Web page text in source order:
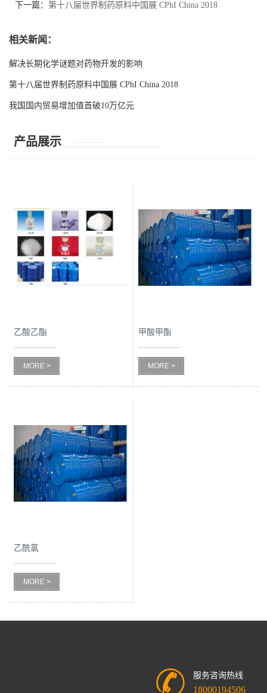
下一篇： 第十八届世界制药原料中国展 CPhI China 2018
相关新闻：
解决长期化学谜题对药物开发的影响
第十八届世界制药原料中国展 CPhI China 2018
我国国内贸易增加值首破10万亿元
产品展示
乙酸乙酯
MORE >
甲酸甲酯
MORE >
乙酰氯
MORE >
服务咨询热线
18000194506